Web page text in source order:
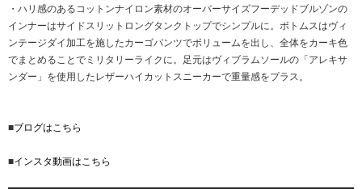
・ハリ感のあるコットンナイロン素材のオーバーサイズフーデッドブルゾンの
インナーはサイドスリットロングタンクトップでシンプルに。ボトムスはヴィ
ンテージダイ加工を施したカーゴパンツでボリュームを出し、全体をカーキ色
でまとめることでミリタリーライクに。足元はヴィブラムソールの「アレキサ
ンダー」を使用したレザーハイカットスニーカーで重量感をプラス。
■ブログはこちら
■インスタ動画はこちら